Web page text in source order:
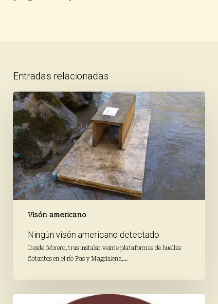
Entradas relacionadas
Visón americano
Ningún
visón
americano
detectado
Ningún visón americano detectado
Desde febrero, tras instalar veinte plataformas de huellas
flotantes en el río Pas y Magdalena,…
Visón